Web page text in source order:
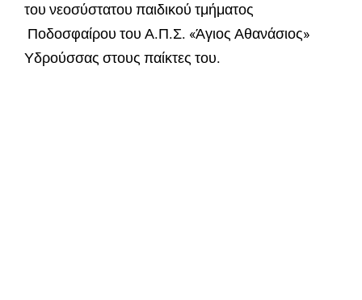
του νεοσύστατου παιδικού τμήματος
Ποδοσφαίρου του Α.Π.Σ. «Άγιος Αθανάσιος»
Υδρούσσας στους παίκτες του.